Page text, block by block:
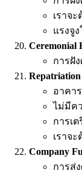
เราจ
แรงจู
Ceremonial
การฝั
อาคา
ไม่มีค
การเ
เราจ
Company
การส่